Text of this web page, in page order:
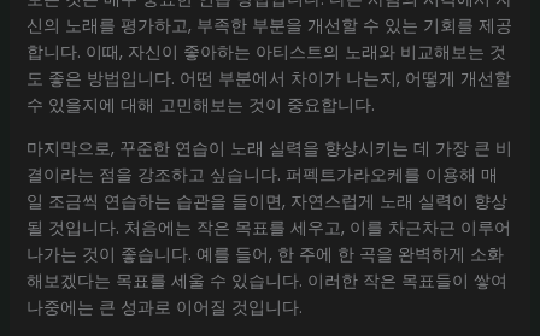
신의 노래를 평가하고, 부족한 부분을 개선할 수 있는 기회를 제공
합니다. 이때, 자신이 좋아하는 아티스트의 노래와 비교해보는 것
도 좋은 방법입니다. 어떤 부분에서 차이가 나는지, 어떻게 개선할
수 있을지에 대해 고민해보는 것이 중요합니다.
마지막으로, 꾸준한 연습이 노래 실력을 향상시키는 데 가장 큰 비
결이라는 점을 강조하고 싶습니다. 퍼펙트가라오케를 이용해 매
일 조금씩 연습하는 습관을 들이면, 자연스럽게 노래 실력이 향상
될 것입니다. 처음에는 작은 목표를 세우고, 이를 차근차근 이루어
나가는 것이 좋습니다. 예를 들어, 한 주에 한 곡을 완벽하게 소화
해보겠다는 목표를 세울 수 있습니다. 이러한 작은 목표들이 쌓여
나중에는 큰 성과로 이어질 것입니다.